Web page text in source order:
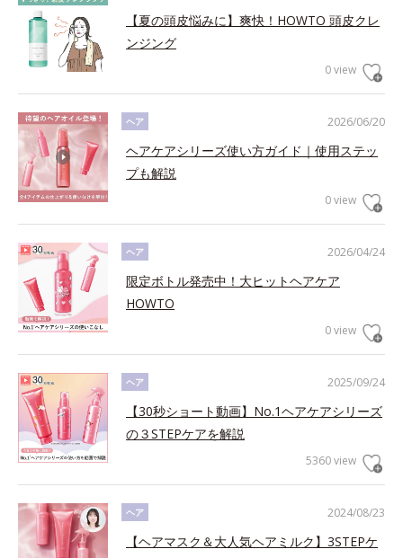
【夏の頭皮悩みに】爽快！HOWTO 頭皮クレ
ンジング
0 view
2026/06/20
ヘア
ヘアケアシリーズ使い方ガイド｜使用ステッ
プも解説
0 view
2026/04/24
ヘア
限定ボトル発売中！大ヒットヘアケア
HOWTO
0 view
2025/09/24
ヘア
【30秒ショート動画】No.1ヘアケアシリーズ
の３STEPケアを解説
5360 view
2024/08/23
ヘア
【ヘアマスク＆大人気ヘアミルク】3STEPケ